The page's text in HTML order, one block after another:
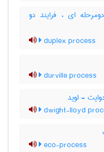
ای ، فرایند دو
duplex process
durville process
- لوید
dwight-lloyd
eco-process